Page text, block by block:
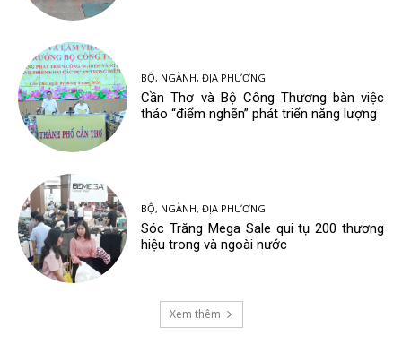
BỘ, NGÀNH, ĐỊA PHƯƠNG
Cần Thơ và Bộ Công Thương bàn việc
tháo “điểm nghẽn” phát triển năng lượng
BỘ, NGÀNH, ĐỊA PHƯƠNG
Sóc Trăng Mega Sale qui tụ 200 thương
hiệu trong và ngoài nước
Xem thêm